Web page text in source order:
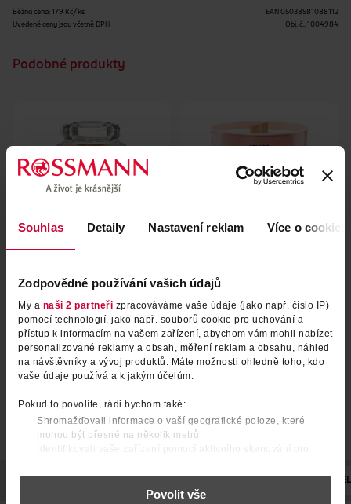
Souhlas Detaily Nastavení reklam Více o cookies
Zodpovědné používání vašich údajů
My a naši 2 partneři zpracováváme vaše údaje (jako např. číslo IP)
pomocí technologií, jako např. souborů cookie pro uchování a
přístup k informacím na vašem zařízení, abychom vám mohli nabízet
personalizované reklamy a obsah, měření reklam a obsahu, náhled
na návštěvníky a vývoj produktů. Máte možnosti ohledně toho, kdo
vaše údaje používá a k jakým účelům.
Pokud to povolíte, rádi bychom také:
Shromažďovali informace o vaší geografické poloze, které
mohou být přesné na několik metrů
Identifikovali vaše zařízení pomocí aktivního skenování pro
konkrétní charakteristiky (otisk prstu)
Zjistěte více o tom, jak zpracováváme vaše osobní údaje, a nastavte
části s podrobnostmi . Svůj souhlas můžete kdykoliv
Povolit vše
Běžná cena: 179 Kč/ks
Uvedené ceny jsou včetně DPH
EAN 05038581088112
Obj. č.: 1004984
Podobné produkty
Fruits
Yankee Candle 1 ks
179 Kč
DO KOŠÍKU
Obj. č.: 1040708
Ravina
179 Kč
DO KOŠÍKU
POPIS NÁZEV VÝROBCE/